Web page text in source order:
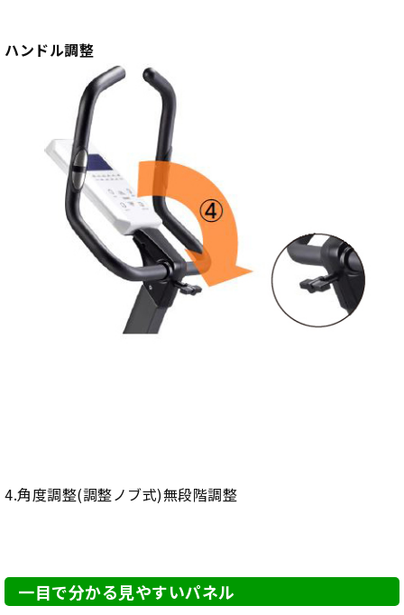
ハンドル調整
4.角度調整(調整ノブ式)無段階調整
一目で分かる見やすいパネル